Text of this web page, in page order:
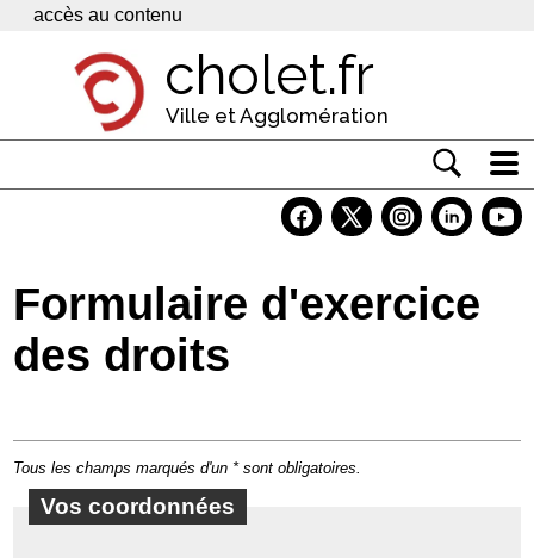
Panneau de gestion des cookies
accès au contenu
cholet.fr
Ville et Agglomération
Economie
Services
Formulaire d'exercice
des droits
Tous les champs marqués d'un * sont obligatoires.
Vos coordonnées